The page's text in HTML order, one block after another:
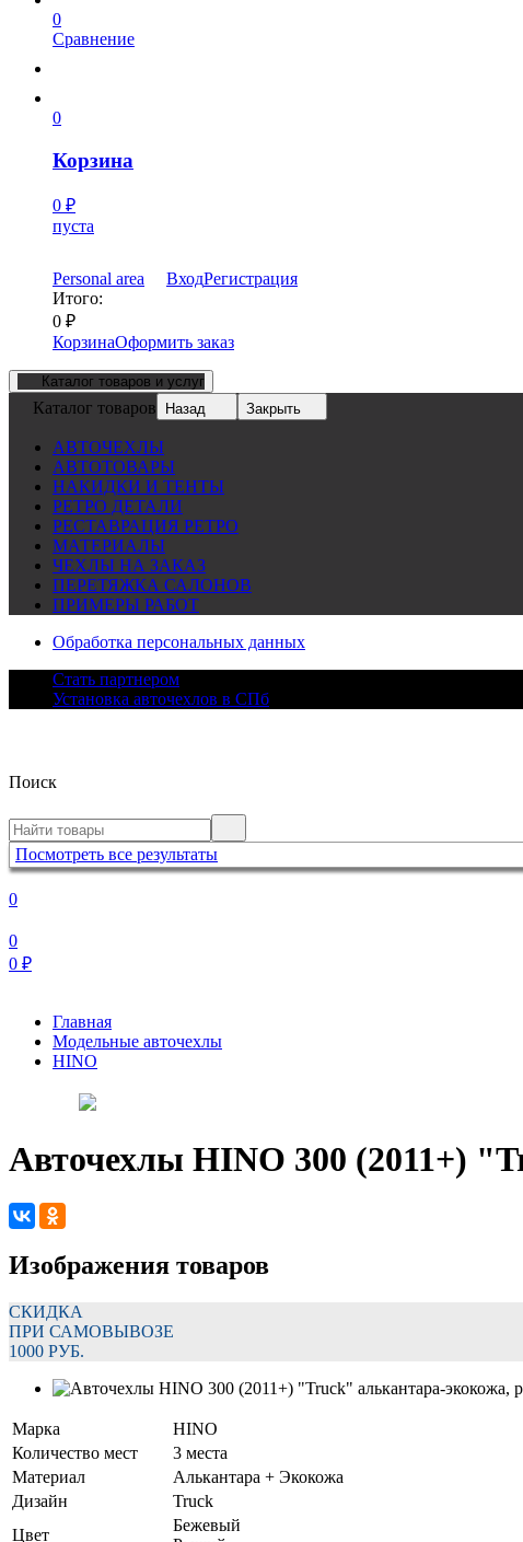
0
Сравнение
0
Корзина
0 ₽
пуста
Personal area ВходРегистрация
Итого:
0 ₽
КорзинаОформить заказ
Каталог товаров и услуг
Каталог товаров Назад Закрыть
АВТОЧЕХЛЫ
АВТОТОВАРЫ
НАКИДКИ И ТЕНТЫ
РЕТРО ДЕТАЛИ
РЕСТАВРАЦИЯ РЕТРО
МАТЕРИАЛЫ
ЧЕХЛЫ НА ЗАКАЗ
ПЕРЕТЯЖКА САЛОНОВ
ПРИМЕРЫ РАБОТ
Обработка персональных данных
Стать партнером
Установка авточехлов в СПб
Поиск
Посмотреть все результаты
0
0
0 ₽
Главная
Модельные авточехлы
HINO
Авточехлы HINO 300 (2011+)
Изображения товаров
СКИДКА
ПРИ САМОВЫВОЗЕ
1000 РУБ.
Марка
HINO
Количество мест
3 места
Материал
Алькантара + Экокожа
Дизайн
Truck
Цвет
Бежевый